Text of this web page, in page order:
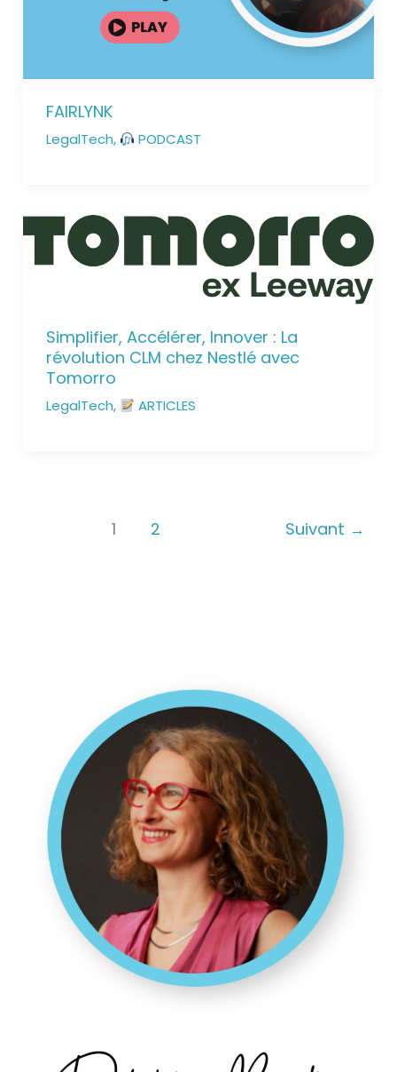
FAIRLYNK
LegalTech, PODCAST
Simplifier, Accélérer, Innover : La
révolution CLM chez Nestlé avec
Tomorro
LegalTech, ARTICLES
1 2 Suivant →